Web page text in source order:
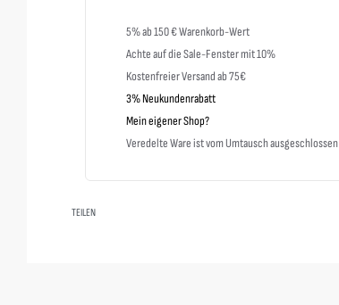
5% ab 150 € Warenkorb-Wert
Achte auf die Sale-Fenster mit 10%
Kostenfreier Versand ab 75€
3% Neukundenrabatt
Mein eigener Shop?
Veredelte Ware ist vom Umtausch ausgeschlossen
TEILEN